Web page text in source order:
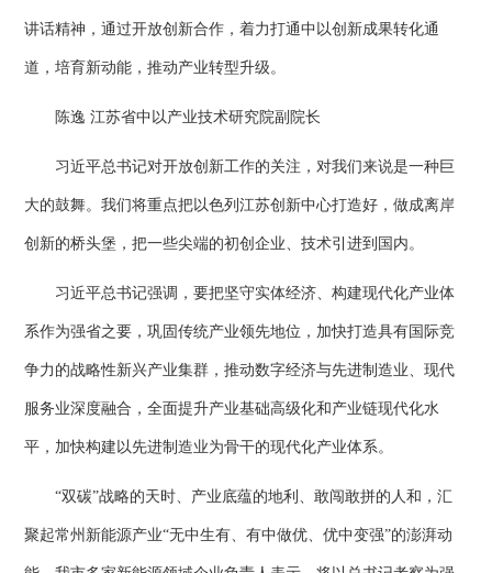
讲话精神，通过开放创新合作，着力打通中以创新成果转化通
道，培育新动能，推动产业转型升级。
陈逸 江苏省中以产业技术研究院副院长
习近平总书记对开放创新工作的关注，对我们来说是一种巨
大的鼓舞。我们将重点把以色列江苏创新中心打造好，做成离岸
创新的桥头堡，把一些尖端的初创企业、技术引进到国内。
习近平总书记强调，要把坚守实体经济、构建现代化产业体
系作为强省之要，巩固传统产业领先地位，加快打造具有国际竞
争力的战略性新兴产业集群，推动数字经济与先进制造业、现代
服务业深度融合，全面提升产业基础高级化和产业链现代化水
平，加快构建以先进制造业为骨干的现代化产业体系。
“双碳”战略的天时、产业底蕴的地利、敢闯敢拼的人和，汇
聚起常州新能源产业“无中生有、有中做优、优中变强”的澎湃动